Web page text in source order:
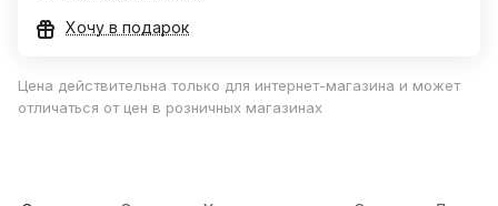
Хочу в подарок
Цена действительна только для интернет-магазина и может
отличаться от цен в розничных магазинах